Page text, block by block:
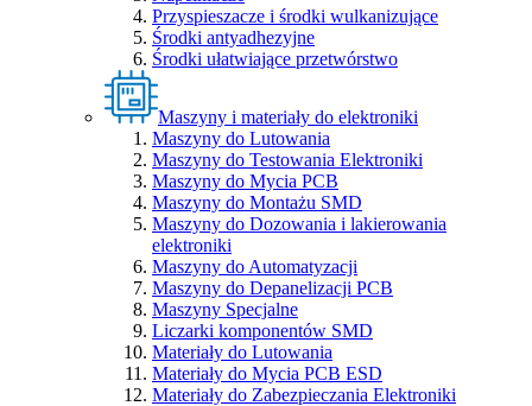
Przyspieszacze i środki wulkanizujące
Środki antyadhezyjne
Środki ułatwiające przetwórstwo
Maszyny i materiały do elektroniki
Maszyny do Lutowania
Maszyny do Testowania Elektroniki
Maszyny do Mycia PCB
Maszyny do Montażu SMD
Maszyny do Dozowania i lakierowania
elektroniki
Maszyny do Automatyzacji
Maszyny do Depanelizacji PCB
Maszyny Specjalne
Liczarki komponentów SMD
Materiały do Lutowania
Materiały do Mycia PCB ESD
Materiały do Zabezpieczania Elektroniki